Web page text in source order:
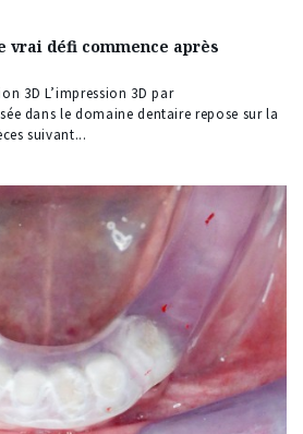
vrai défi commence après
3D L’impression 3D par
dans le domaine dentaire repose sur la
suivant...